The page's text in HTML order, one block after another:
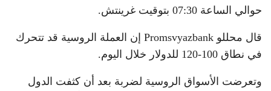
حوالي الساعة 07:30 بتوقيت غرينتش.
قال محللو Promsvyazbank إن العملة الروسية قد تتحرك
في نطاق 100-120 للدولار خلال اليوم.
وتعرضت الأسواق الروسية لضربة بعد أن كثفت الدول